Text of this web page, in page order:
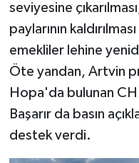
seviyesine
paylarının
emekliler lehine
Öte yandan, Artvin
Hopa'da bulunan
Başarır da basın
destek verdi.